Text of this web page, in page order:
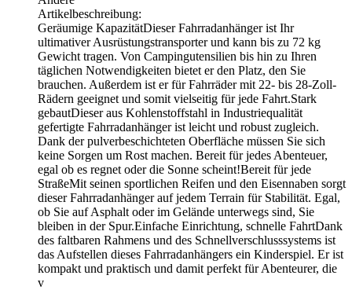
Artikelbeschreibung:
Geräumige KapazitätDieser Fahrradanhänger ist Ihr
ultimativer Ausrüstungstransporter und kann bis zu 72 kg
Gewicht tragen. Von Campingutensilien bis hin zu Ihren
täglichen Notwendigkeiten bietet er den Platz, den Sie
brauchen. Außerdem ist er für Fahrräder mit 22- bis 28-Zoll-
Rädern geeignet und somit vielseitig für jede Fahrt.Stark
gebautDieser aus Kohlenstoffstahl in Industriequalität
gefertigte Fahrradanhänger ist leicht und robust zugleich.
Dank der pulverbeschichteten Oberfläche müssen Sie sich
keine Sorgen um Rost machen. Bereit für jedes Abenteuer,
egal ob es regnet oder die Sonne scheint!Bereit für jede
StraßeMit seinen sportlichen Reifen und den Eisennaben sorgt
dieser Fahrradanhänger auf jedem Terrain für Stabilität. Egal,
ob Sie auf Asphalt oder im Gelände unterwegs sind, Sie
bleiben in der Spur.Einfache Einrichtung, schnelle FahrtDank
des faltbaren Rahmens und des Schnellverschlusssystems ist
das Aufstellen dieses Fahrradanhängers ein Kinderspiel. Er ist
kompakt und praktisch und damit perfekt für Abenteurer, die
v